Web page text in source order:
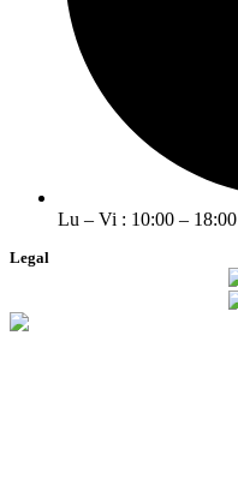
Lu – Vi : 10:00 – 18:00
Legal